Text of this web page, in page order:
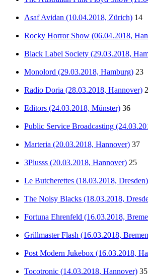
Asaf Avidan (10.04.2018, Zürich) 14
Rocky Horror Show (06.04.2018,
Black Label Society (29.03.2018,
Monolord (29.03.2018, Hamburg) 23
Radio Doria (28.03.2018, Hannover)
Editors (24.03.2018, Münster) 36
Public Service Broadcasting
Marteria (20.03.2018, Hannover) 37
3Plusss (20.03.2018, Hannover) 25
Le Butcherettes (18.03.2018, Dresden)
The Noisy Blacks (18.03.2018,
Fortuna Ehrenfeld (16.03.2018,
Grillmaster Flash (16.03.2018,
Post Modern Jukebox (16.03.2018,
Tocotronic (14.03.2018, Hannover) 35